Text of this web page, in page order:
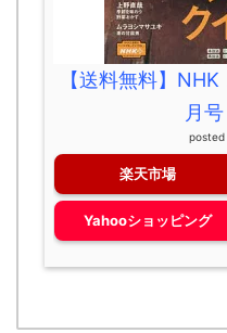
【送料無料】
月
楽天市場
Yahooショッピング